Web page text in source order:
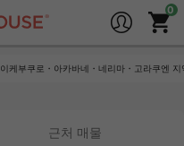
이케부쿠로・아카바네・네리마・고라쿠엔 지
근처 매물